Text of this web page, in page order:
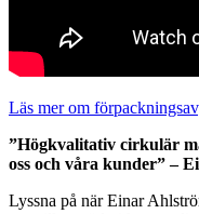
Läs mer om
”Högkvalitativ cirkulär
oss och våra kunder” –
Lyssna på när Einar